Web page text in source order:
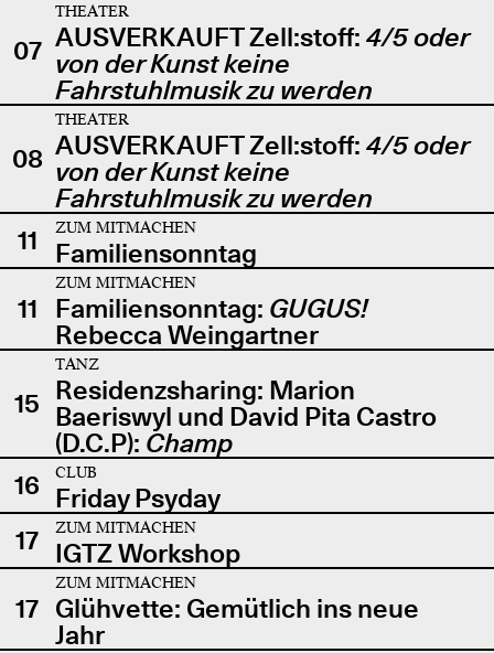
07
THEATER
AUSVERKAUFT Zell:stoff: 4/5 oder
von der Kunst keine
Fahrstuhlmusik zu werden
08
THEATER
AUSVERKAUFT Zell:stoff: 4/5 oder
von der Kunst keine
Fahrstuhlmusik zu werden
11
ZUM MITMACHEN
Familiensonntag
11
ZUM MITMACHEN
Familiensonntag: GUGUS!
Rebecca Weingartner
15
TANZ
Residenzsharing: Marion
Baeriswyl und David Pita Castro
(D.C.P): Champ
16
CLUB
Friday Psyday
17
ZUM MITMACHEN
IGTZ Workshop
17
ZUM MITMACHEN
Glühvette: Gemütlich ins neue
Jahr